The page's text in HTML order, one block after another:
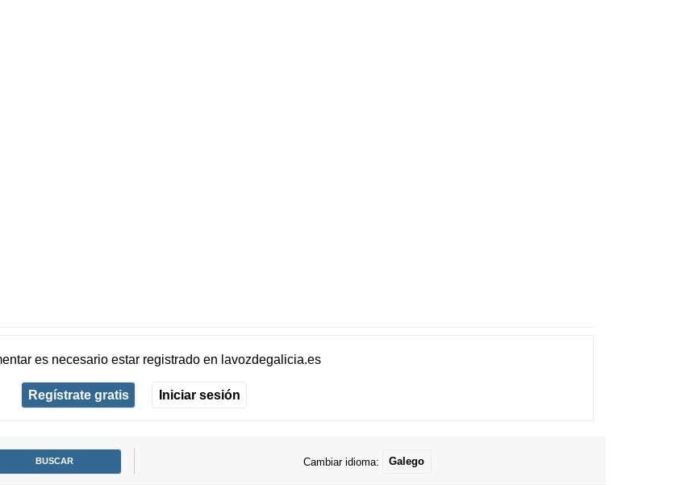
es necesario estar registradoen lavozdegalicia.es
Regístrate gratis Iniciar sesión
Cambiar idioma: Galego